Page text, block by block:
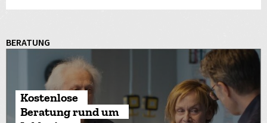
BERATUNG
Kostenlose
Beratung rund um